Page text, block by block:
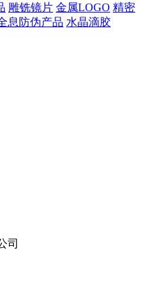
雕铣镜片 金属LOGO 精密
息防伪产品 水晶滴胶